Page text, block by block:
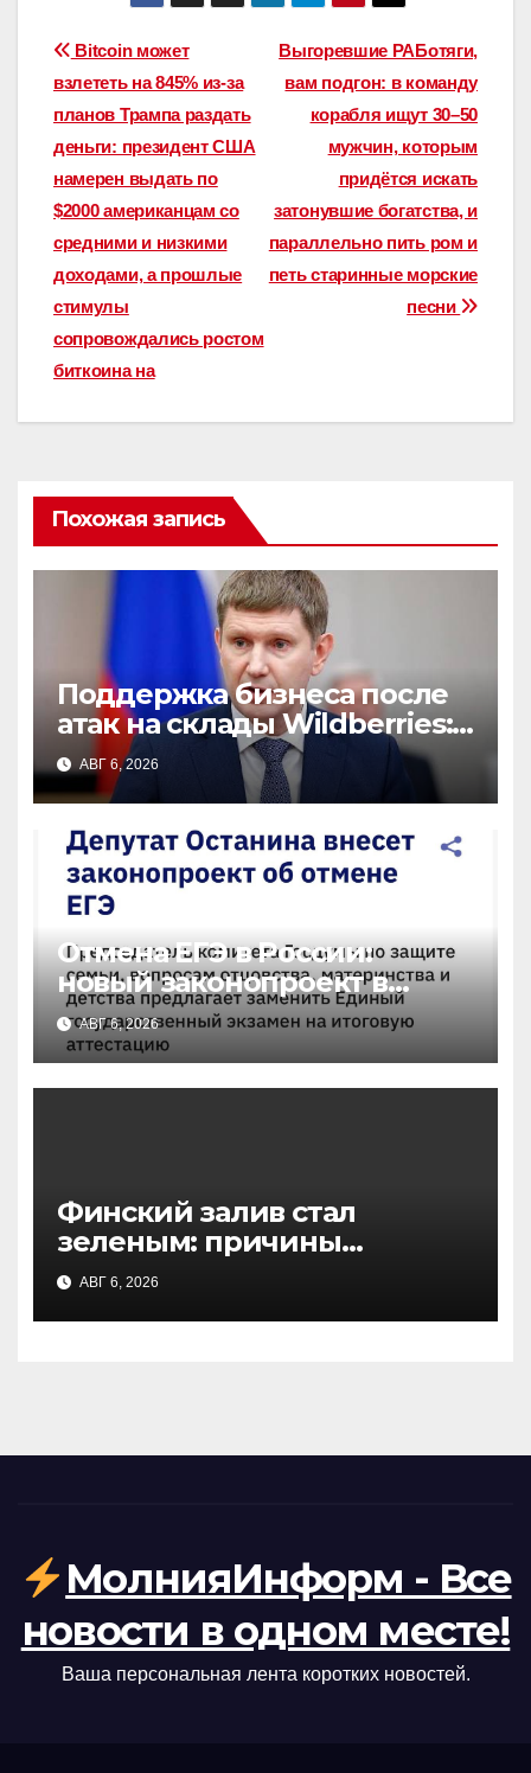
Навигация
по
записям
Выгоревшие РАБотяги,
вам подгон: в команду
корабля ищут 30–50
мужчин, которым
придётся искать
затонувшие богатства, и
параллельно пить ром и
петь старинные морские
песни
Bitcoin может
взлететь на 845% из-за
планов Трампа раздать
деньги: президент США
намерен выдать по
$2000 американцам со
средними и низкими
доходами, а прошлые
стимулы
сопровождались ростом
биткоина на
Похожая запись
Поддержка бизнеса после
атак на склады Wildberries:
новые меры от властей
АВГ 6, 2026
Отмена ЕГЭ в России:
новый законопроект в
Госдуме — что изменится
для выпускников
АВГ 6, 2026
Финский залив стал
зеленым: причины
цветения воды и чем это
опасно
АВГ 6, 2026
МолнияИнформ - Все
новости в одном месте!
Ваша персональная лента коротких новостей.